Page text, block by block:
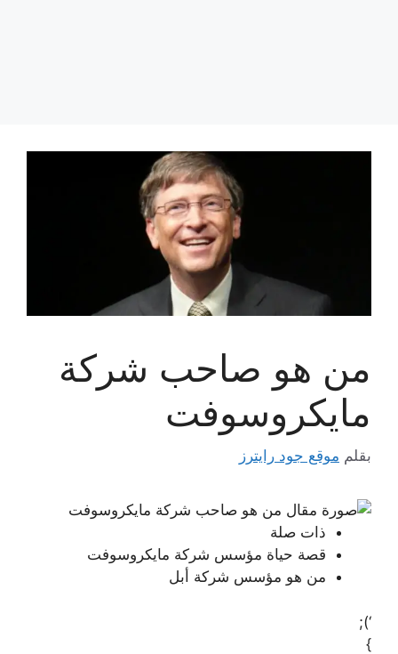
من هو صاحب شركة
مايكروسوفت
بقلم موقع جود رايترز
ذات صلة
قصة حياة مؤسس شركة مايكروسوفت
من هو مؤسس شركة أبل
‘);
}